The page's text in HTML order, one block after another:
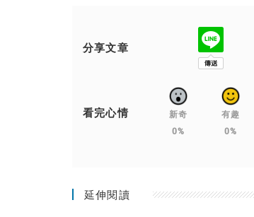
分享文章
看完心情
新奇
0%
有趣
0%
延伸閱讀